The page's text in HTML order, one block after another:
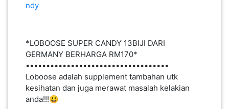
ndy
*LOBOOSE SUPER CANDY 13BIJI DARI
GERMANY BERHARGA RM170*
•••••••••••••••••••••••••••••••••••
Loboose adalah supplement tambahan utk
kesihatan dan juga merawat masalah kelakian
anda!!!😃
PEKERJAAN(0)
SERVIS(17)
HARTA
BENDA(1)